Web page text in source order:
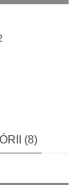
(8)